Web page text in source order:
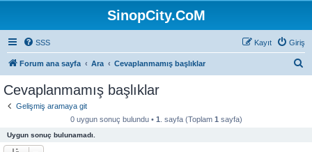
SinopCity.CoM
SSS Giriş
Kayıt
Forum ana sayfa Ara Cevaplanmamış başlıklar
Cevaplanmamış başlıklar
Gelişmiş aramaya git
0 uygun sonuç bulundu • 1 . sayfa (Toplam 1 sayfa)
Uygun sonuç bulunamadı.